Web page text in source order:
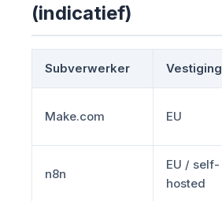
(indicatief)
Subverwerker Vestiging
Make.com EU
n8n
EU / self-
hosted